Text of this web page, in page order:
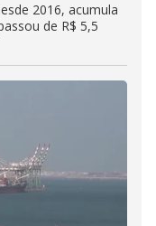
2016, acumula
de R$ 5,5